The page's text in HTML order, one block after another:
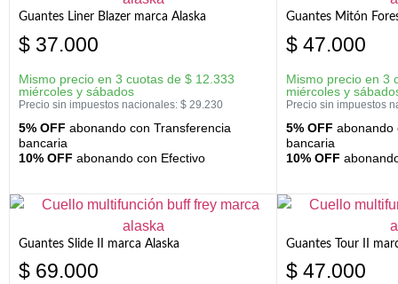
Guantes Liner Blazer marca Alaska
$ 37.000
Mismo precio en 3 cuotas de $ 12.333
miércoles y sábados
Precio sin impuestos nacionales: $ 29.230
5% OFF abonando con Transferencia
bancaria
10% OFF abonando con Efectivo
Guantes Mitón
$ 47.000
Mismo precio en 3
miércoles y
Precio sin impuestos
5% OFF abonando
bancaria
10% OFF
Guantes Slide II marca Alaska
$ 69.000
Guantes Tour II
$ 47.000